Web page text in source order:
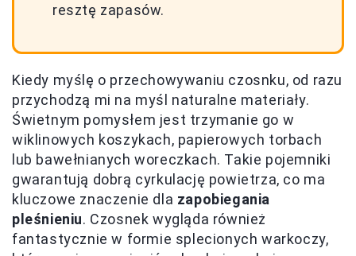
resztę zapasów.
Kiedy myślę o przechowywaniu czosnku, od razu
przychodzą mi na myśl naturalne materiały.
Świetnym pomysłem jest trzymanie go w
wiklinowych koszykach, papierowych torbach
lub bawełnianych woreczkach. Takie pojemniki
gwarantują dobrą cyrkulację powietrza, co ma
kluczowe znaczenie dla zapobiegania
pleśnieniu. Czosnek wygląda również
fantastycznie w formie splecionych warkoczy,